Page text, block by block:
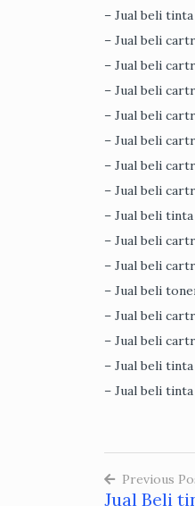
– Jual beli
– Jual beli
– Jual beli
– Jual beli
– Jual beli
– Jual beli
– Jual beli
– Jual beli
– Jual beli
– Jual beli
– Jual beli
– Jual beli
– Jual beli
– Jual beli
– Jual beli
– Jual beli
Previous
Jual Beli